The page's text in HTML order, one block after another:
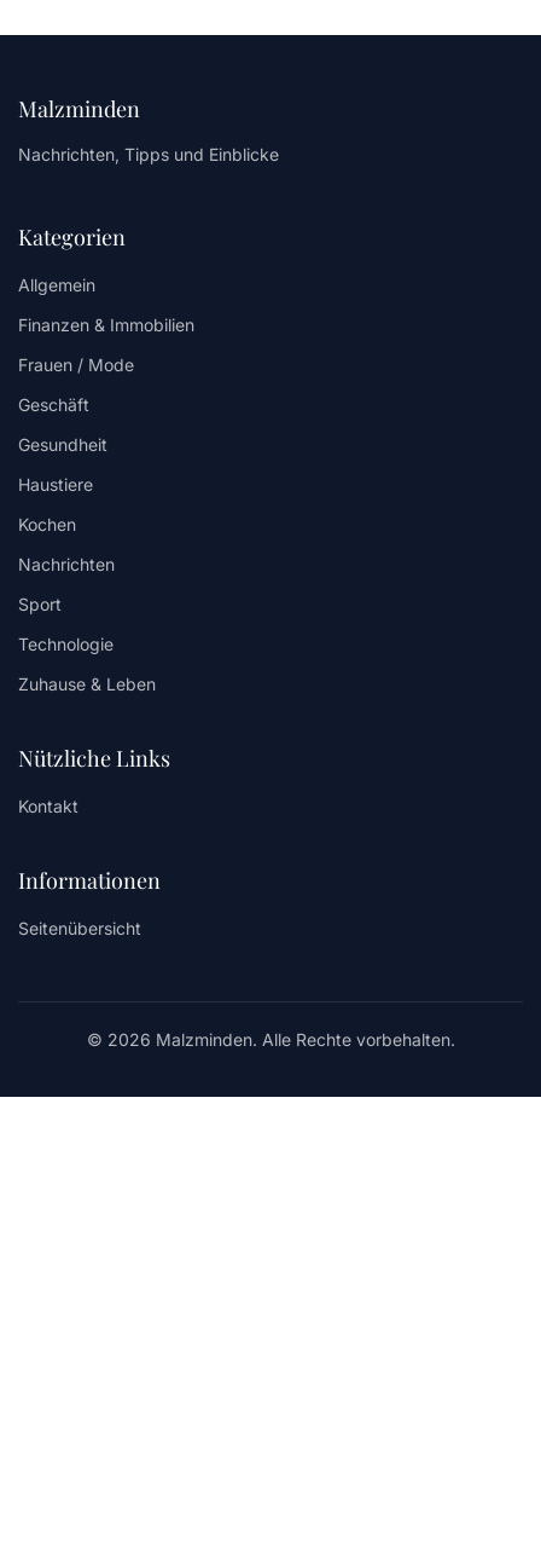
Malzminden
Nachrichten, Tipps und Einblicke
Kategorien
Allgemein
Finanzen & Immobilien
Frauen / Mode
Geschäft
Gesundheit
Haustiere
Kochen
Nachrichten
Sport
Technologie
Zuhause & Leben
Nützliche Links
Kontakt
Informationen
Seitenübersicht
© 2026 Malzminden. Alle Rechte vorbehalten.